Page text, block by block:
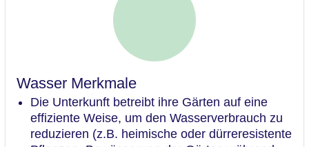
Wasser Merkmale
Die Unterkunft betreibt ihre Gärten auf eine
effiziente Weise, um den Wasserverbrauch zu
reduzieren (z.B. heimische oder dürreresistente